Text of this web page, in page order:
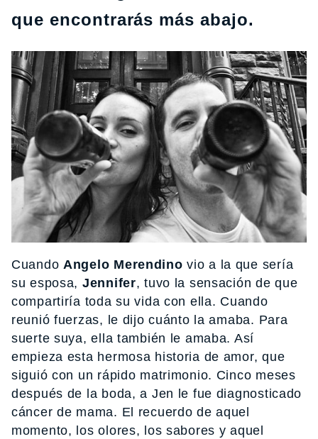
que encontrarás más abajo.
CuandoAngelo Merendino vio a la que sería
su esposa, Jennifer, tuvo la sensación de que
compartiría toda su vida con ella. Cuando
reunió fuerzas, le dijo cuánto la amaba. Para
suerte suya, ella también le amaba. Así
empieza esta hermosa historia de amor, que
siguió con un rápido matrimonio. Cinco meses
después de la boda, a Jen le fue diagnosticado
cáncer de mama. El recuerdo de aquel
momento, los olores, los sabores y aquel